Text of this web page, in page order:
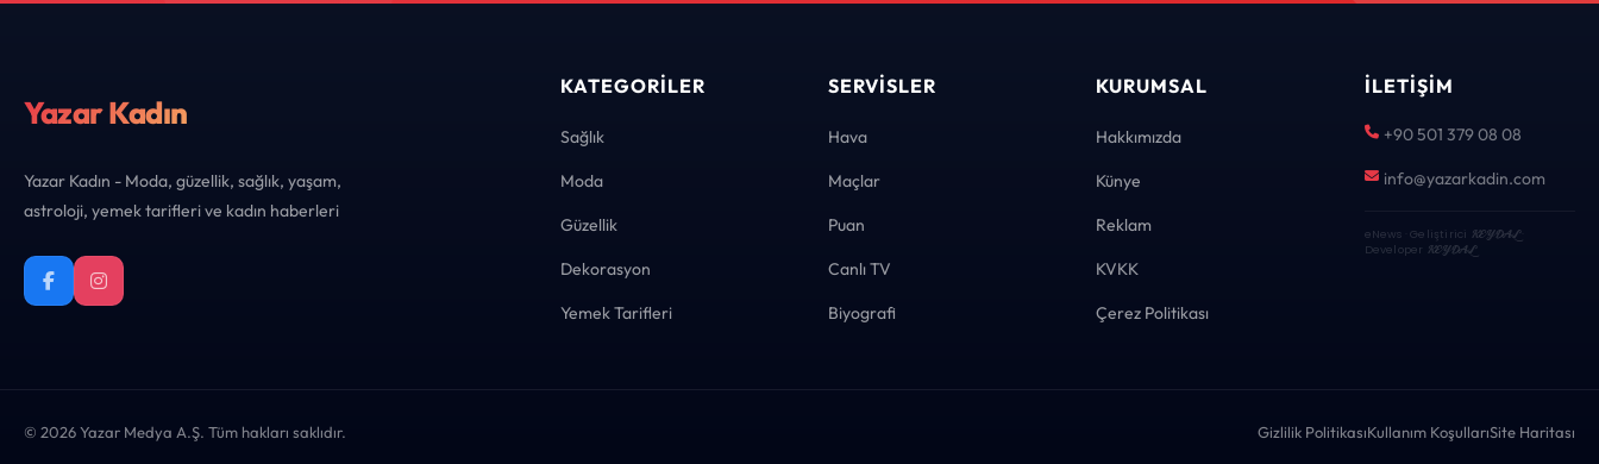
Yazar Kadın
Yazar Kadın - Moda, güzellik, sağlık, yaşam,
astroloji, yemek tarifleri ve kadın haberleri
KATEGORILER
Sağlık
Moda
Güzellik
Dekorasyon
Yemek Tarifleri
SERVISLER
Hava
Maçlar
Puan
Canlı TV
Biyografi
KURUMSAL
Hakkımızda
Künye
Reklam
KVKK
Çerez Politikası
İLETIŞIM
+90 501 379 08 08
info@yazarkadin.com
eNews · Geliştirici KEYDAL·
Developer KEYDAL
© 2026 Yazar Medya A.Ş. Tüm hakları saklıdır. Gizlilik PolitikasıKullanım KoşullarıSite Haritası